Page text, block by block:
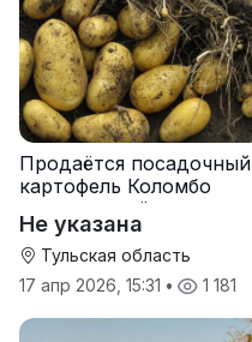
Продаётся посадочный
картофель Коломбо
оптом от трёх тонн
Не указана
Тульская область
17 апр 2026, 15:31 • 1 181